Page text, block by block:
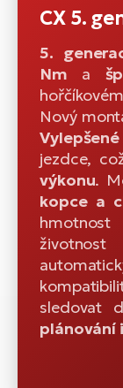
CX 5.
5.
Nm a
Nový
jezdce,
výkonu.
kopce a
sledovat
plánování